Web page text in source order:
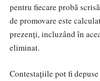
pentru fiecare probă
de promovare este
prezenţi, incluzând în
eliminat.
Contestațiile pot fi